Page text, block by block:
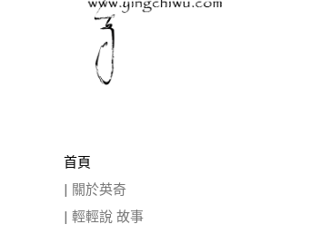
首頁
| 關於英奇
| 輕輕說 故事